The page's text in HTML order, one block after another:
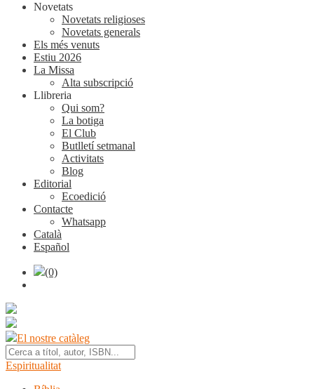
Novetats
Novetats religioses
Novetats generals
Els més venuts
Estiu 2026
La Missa
Alta subscripció
Llibreria
Qui som?
La botiga
El Club
Butlletí setmanal
Activitats
Blog
Editorial
Ecoedició
Contacte
Whatsapp
Català
Español
(0)
El nostre catàleg
Espiritualitat